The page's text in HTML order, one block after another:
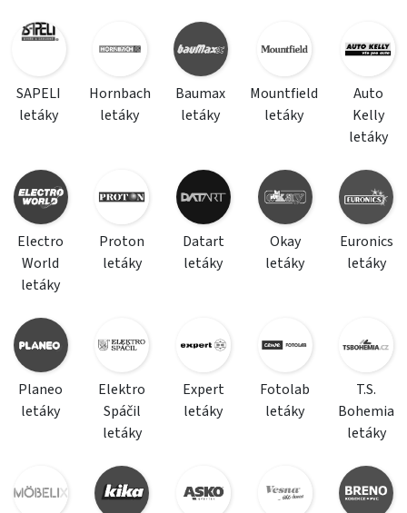
SAPELI
letáky
Hornbach
letáky
Baumax
letáky
Mountfield
letáky
Auto
Kelly
letáky
Electro
World
letáky
Proton
letáky
Datart
letáky
Okay
letáky
Euronics
letáky
Planeo
letáky
Elektro
Spáčil
letáky
Expert
letáky
Fotolab
letáky
T.S.
Bohemia
letáky